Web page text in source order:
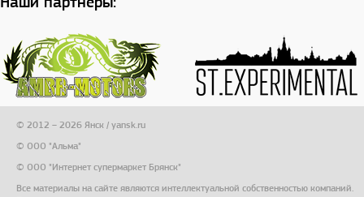
© 2012 – 2026 Янск / yansk.ru
© ООО "Альма"
© ООО "Интернет супермаркет Брянск"
Все материалы на сайте являются интеллектуальной собственностью компаний.